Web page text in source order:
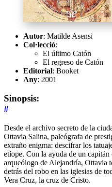
Autor: Matilde Asensi
Col·lecció:
El último Catón
El regreso de Catón
Editorial: Booket
Any: 2001
Sinopsis:
#
Desde el archivo secreto de la
Ottavia Salina, paleógrafa de
extraño enigma: descifrar los
etíope. Con la ayuda de un
arqueólogo de Alejandría, Ottavia
detrás del robo en las iglesias de
Vera Cruz, la cruz de Cristo.